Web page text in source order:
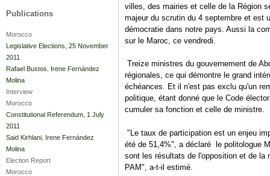
villes, des mairies et celle de la Région
majeur du scrutin du 4 septembre et est
démocratie dans notre pays. Aussi la
sur le Maroc, ce vendredi.
Treize ministres du gouvernement de
régionales, ce qui démontre le grand
échéances. Et il n'est pas exclu qu'un
politique, étant donné que le Code
cumuler sa fonction et celle de ministre.
"Le taux de participation est un enjeu
été de 51,4%", a déclaré le politologue
sont les résultats de l'opposition et de la
PAM", a-t-il estimé.
Publications
Morocco
Legislative Elections, 25 November
2011
Rafael Bustos
Irene Fernández
Molina
Interview
Morocco
Constitutional Referendum, 1 July
2011
Said Kirhlani Irene Fernández
Molina
Election Report
Morocco